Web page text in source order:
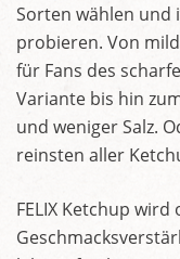
Sorten wählen und
probieren. Von
für Fans des
Variante bis hin
und weniger Salz.
reinsten aller
FELIX Ketchup